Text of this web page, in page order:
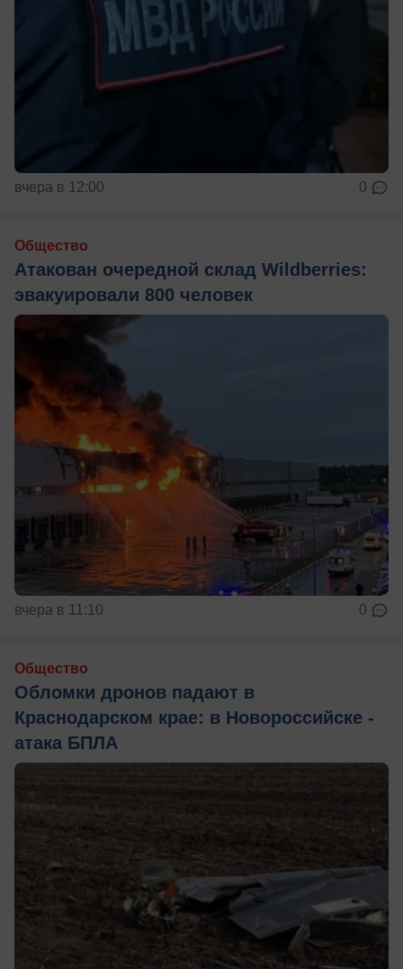
вчера в 12:00 0
Общество
Атакован очередной склад Wildberries:
эвакуировали 800 человек
вчера в 11:10 0
Общество
Обломки дронов падают в
Краснодарском крае: в Новороссийске -
атака БПЛА